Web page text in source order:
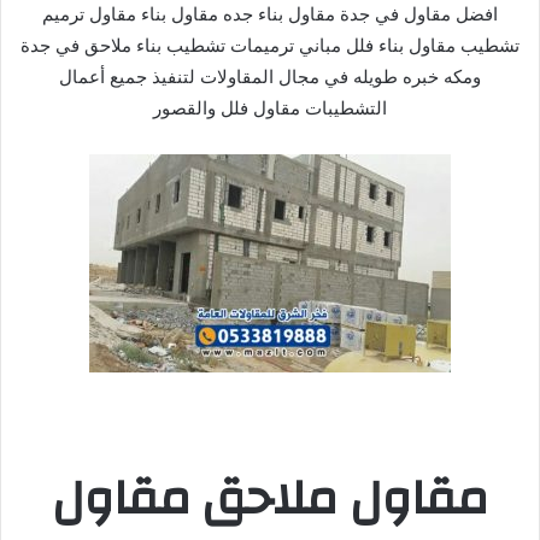
افضل مقاول في جدة مقاول بناء جده مقاول بناء مقاول ترميم
تشطيب مقاول بناء فلل مباني ترميمات تشطيب بناء ملاحق في جدة
ومكه خبره طويله في مجال المقاولات لتنفيذ جميع أعمال
التشطيبات مقاول فلل والقصور
مقاول ملاحق مقاول